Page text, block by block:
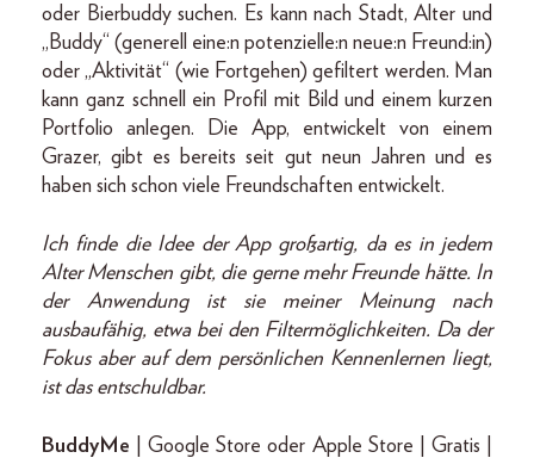
oder Bierbuddy suchen. Es kann nach Stadt, Alter und
„Buddy“ (generell eine:n potenzielle:n neue:n Freund:in)
oder „Aktivität“ (wie Fortgehen) gefiltert werden. Man
kann ganz schnell ein Profil mit Bild und einem kurzen
Portfolio anlegen. Die App, entwickelt von einem
Grazer, gibt es bereits seit gut neun Jahren und es
haben sich schon viele Freundschaften entwickelt.
Ich finde die Idee der App großartig, da es in jedem
Alter Menschen gibt, die gerne mehr Freunde hätte. In
der Anwendung ist sie meiner Meinung nach
ausbaufähig, etwa bei den Filtermöglichkeiten. Da der
Fokus aber auf dem persönlichen Kennenlernen liegt,
ist das entschuldbar.
BuddyMe | Google Store oder Apple Store | Gratis |